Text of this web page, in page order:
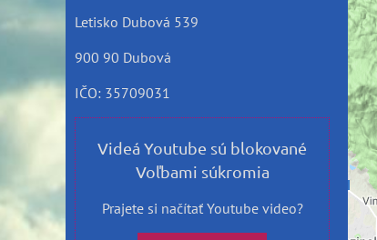
Letisko Dubová 539
900 90 Dubová
IČO: 35709031
Videá Youtube sú blokované
Voľbami súkromia
Prajete si načítať Youtube video?